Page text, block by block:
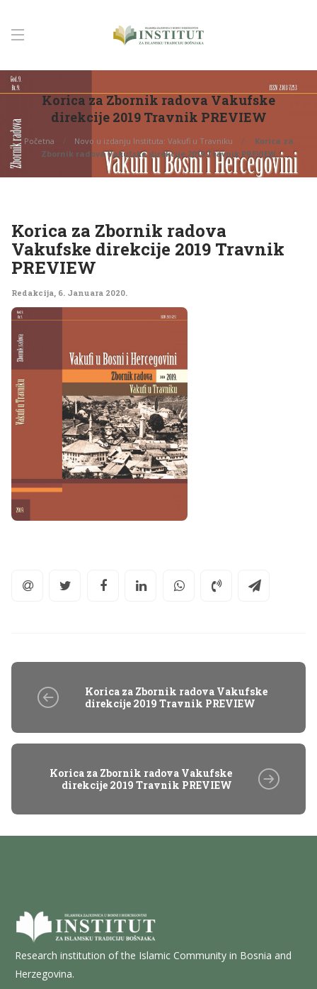
Korica za Zbornik radova Vakufske
direkcije 2019 Travnik PREVIEW
Početna Novo u izdanju Instituta: Vakufi u Travniku
Korica za
Zbornik radova Vakufske direkcije 2019 Travnik PREVIEW
Korica za Zbornik radova
Vakufske direkcije 2019 Travnik
PREVIEW
Redakcija, 6. Januara 2020.
Korica za Zbornik radova Vakufske
direkcije 2019 Travnik PREVIEW
Korica za Zbornik radova Vakufske
direkcije 2019 Travnik PREVIEW
Research institution of the Islamic Community in Bosnia and
Herzegovina.